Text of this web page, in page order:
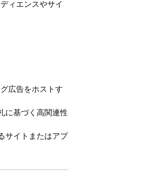
ィエンスやサイ
広告をホストす
に基づく高関連性
サイトまたはアプ